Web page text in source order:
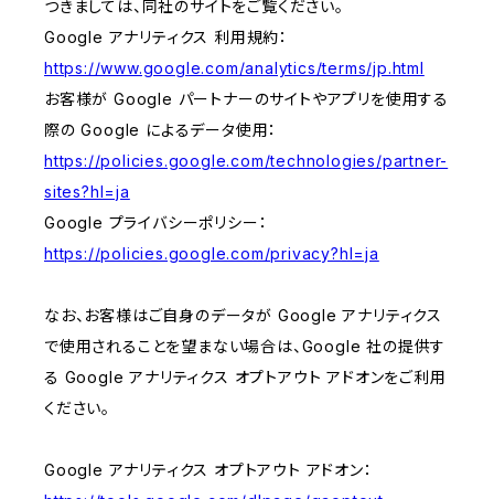
つきましては、同社のサイトをご覧ください。
Google アナリティクス 利用規約：
https://www.google.com/analytics/terms/jp.html
お客様が Google パートナーのサイトやアプリを使用する
際の Google によるデータ使用：
https://policies.google.com/technologies/partner-
sites?hl=ja
Google プライバシーポリシー：
https://policies.google.com/privacy?hl=ja
なお、お客様はご自身のデータが Google アナリティクス
で使用されることを望まない場合は、Google 社の提供す
る Google アナリティクス オプトアウト アドオンをご利用
ください。
Google アナリティクス オプトアウト アドオン：